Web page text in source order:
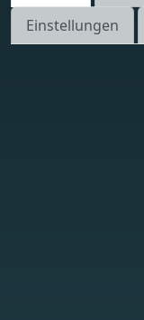
Einstellungen